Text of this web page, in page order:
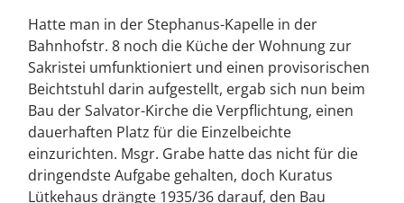
Hatte man in der Stephanus-Kapelle in der
Bahnhofstr. 8 noch die Küche der Wohnung zur
Sakristei umfunktioniert und einen provisorischen
Beichtstuhl darin aufgestellt, ergab sich nun beim
Bau der Salvator-Kirche die Verpflichtung, einen
dauerhaften Platz für die Einzelbeichte
einzurichten. Msgr. Grabe hatte das nicht für die
dringendste Aufgabe gehalten, doch Kuratus
Lütkehaus drängte 1935/36 darauf, den Bau